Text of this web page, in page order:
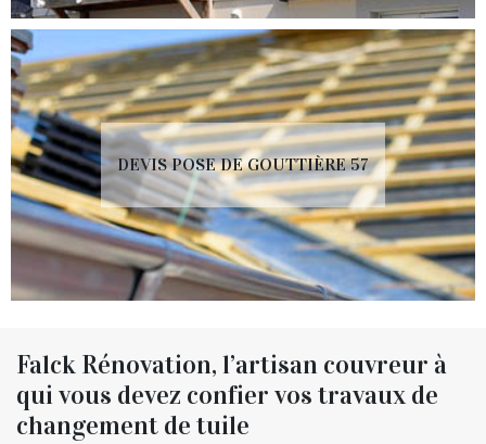
DEVIS POSE DE GOUTTIÈRE 57
Falck Rénovation, l’artisan couvreur à
qui vous devez confier vos travaux de
changement de tuile